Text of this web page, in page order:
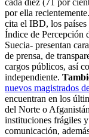
cada diez (71 por
por ella
cita el IBD, los países
Índice de Percepción
Suecia- presentan
de prensa, de
cargos públicos, así
independiente.
nuevos magistrados
encuentran en los
del Norte o
instituciones frágiles
comunicación,